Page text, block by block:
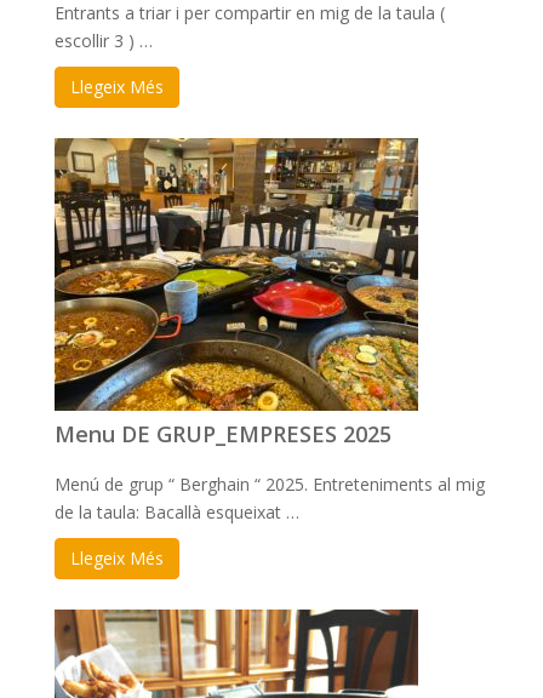
Entrants a triar i per compartir en mig de la taula (
escollir 3 ) …
Llegeix Més
Menu DE GRUP_EMPRESES 2025
Menú de grup “ Berghain “ 2025. Entreteniments al mig
de la taula: Bacallà esqueixat …
Llegeix Més